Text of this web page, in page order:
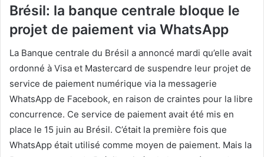
Brésil: la banque centrale bloque le
projet de paiement via WhatsApp
La Banque centrale du Brésil a annoncé mardi qu’elle avait
ordonné à Visa et Mastercard de suspendre leur projet de
service de paiement numérique via la messagerie
WhatsApp de Facebook, en raison de craintes pour la libre
concurrence. Ce service de paiement avait été mis en
place le 15 juin au Brésil. C’était la première fois que
WhatsApp était utilisé comme moyen de paiement. Mais la